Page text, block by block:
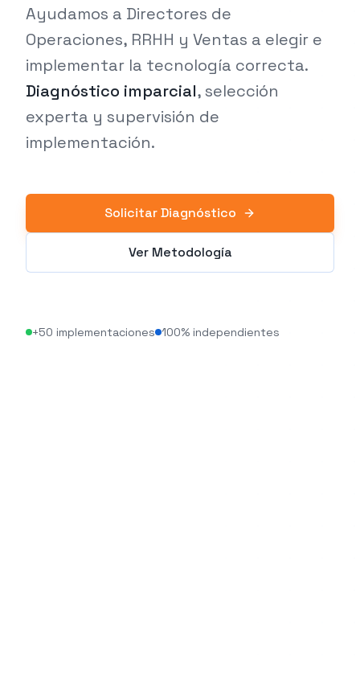
Ayudamos a Directores de
Operaciones, RRHH y Ventas a elegir e
implementar la tecnología correcta.
Diagnóstico imparcial, selección
experta y supervisión de
implementación.
Solicitar Diagnóstico
Ver Metodología
+50 implementaciones 100% independientes